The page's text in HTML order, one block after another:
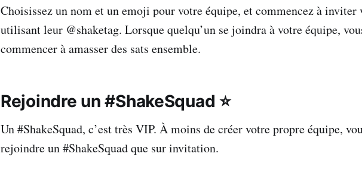
Choisissez un nom et un emoji pour votre équipe, et commencez à inviter
utilisant leur @shaketag. Lorsque quelqu’un se joindra à votre équipe,
commencer à amasser des sats ensemble.
Rejoindre un #ShakeSquad ⭐
Un #ShakeSquad, c’est très VIP. À moins de créer votre propre équipe,
rejoindre un #ShakeSquad que sur invitation.